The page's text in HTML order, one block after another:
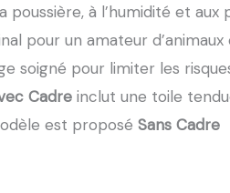
poussière, à l’humidité et
pour un amateur
soigné pour limiter les
Cadre inclut une toile
est proposé Sans Cadre